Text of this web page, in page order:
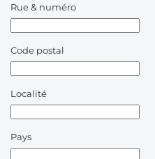
Rue & numéro
Code postal
Localité
Pays